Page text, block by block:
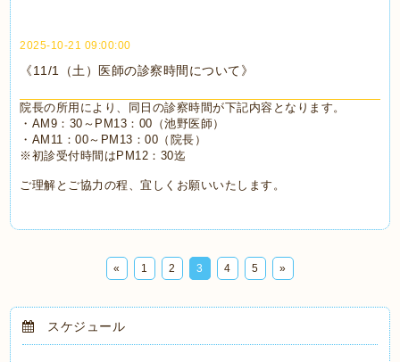
2025-10-21 09:00:00
《11/1（土）医師の診察時間について》
院長の所用により、同日の診察時間が下記内容となります。
・AM9：30～PM13：00（池野医師）
・AM11：00～PM13：00（院長）
※初診受付時間はPM12：30迄
ご理解とご協力の程、宜しくお願いいたします。
« 1 2 3 4 5 »
スケジュール